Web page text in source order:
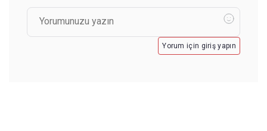
Yorum için giriş yapın